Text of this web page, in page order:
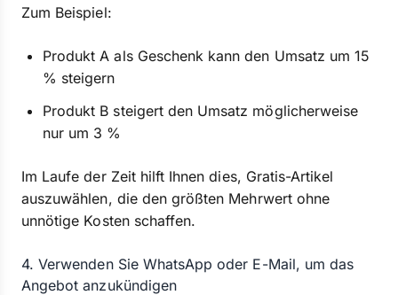
Zum Beispiel:
Produkt A als Geschenk kann den Umsatz um 15
% steigern
Produkt B steigert den Umsatz möglicherweise
nur um 3 %
Im Laufe der Zeit hilft Ihnen dies, Gratis-Artikel
auszuwählen, die den größten Mehrwert ohne
unnötige Kosten schaffen.
4. Verwenden Sie WhatsApp oder E-Mail, um das
Angebot anzukündigen